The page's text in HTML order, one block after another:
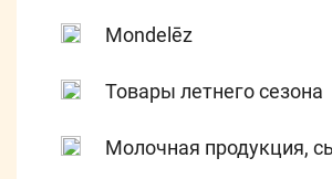
Mondelēz
Товары летнего сезона
Молочная продукция,